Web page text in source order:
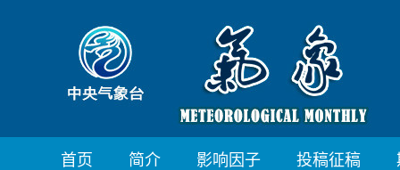
首页 简介 影响因子 投稿征稿